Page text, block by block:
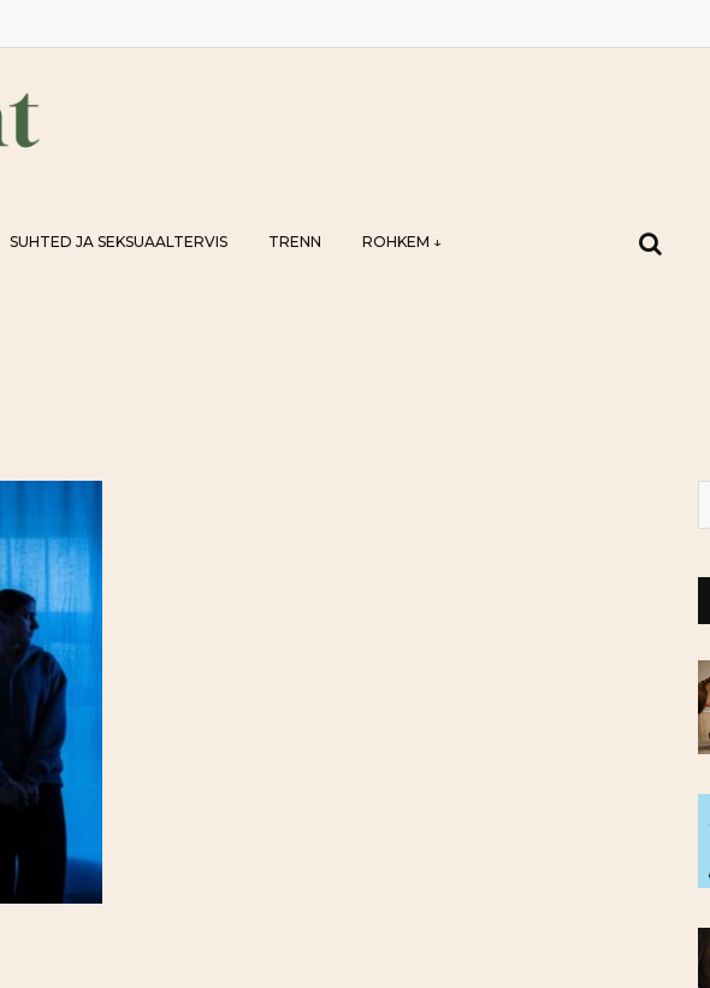
SUHTED JA SEKSUAALTERVIS TRENN ROHKEM ↓